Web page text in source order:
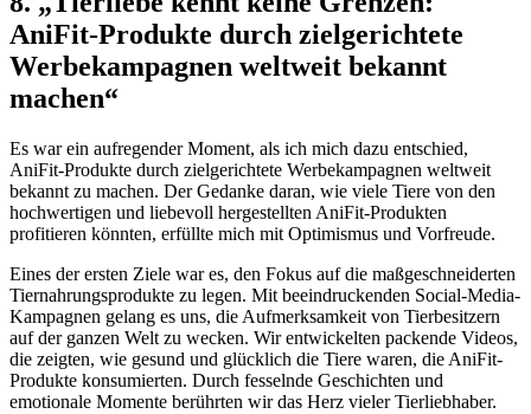
AniFit-Produkte⁣ durch‌ zielgerichtete
Werbekampagnen weltweit ‌bekannt⁢
machen“
Es ‌war ‌ein aufregender ​Moment, als ich mich‍ dazu entschied,
AniFit-Produkte durch zielgerichtete‍ Werbekampagnen weltweit
⁢bekannt‌ zu machen. ​Der ⁢Gedanke daran, wie viele Tiere von ‍den
hochwertigen und liebevoll ⁣hergestellten⁤ AniFit-Produkten
profitieren könnten,⁣ erfüllte ⁣mich⁤ mit‍ Optimismus und⁤ Vorfreude.
Eines der ‌ersten ‌Ziele war es, den Fokus auf ​die maßgeschneiderten
Tiernahrungsprodukte zu legen. Mit‌ beeindruckenden Social-Media-
Kampagnen ‍gelang‌ es uns, die Aufmerksamkeit von⁣ Tierbesitzern
auf der ganzen Welt zu‍ wecken.⁣ Wir entwickelten ⁢packende Videos,
die zeigten, wie gesund und glücklich die‍ Tiere waren, die AniFit-
Produkte ‌konsumierten.‌ Durch fesselnde Geschichten und
emotionale Momente‍ berührten wir das Herz vieler Tierliebhaber.